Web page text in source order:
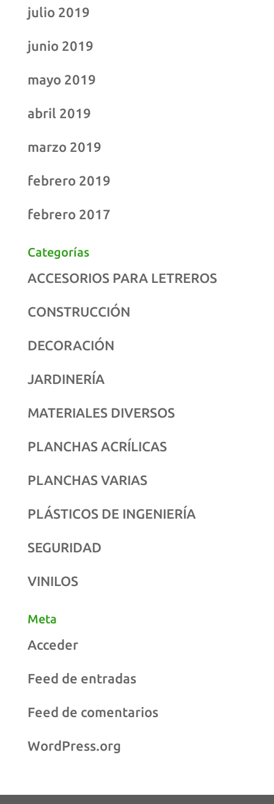
julio 2019
junio 2019
mayo 2019
abril 2019
marzo 2019
febrero 2019
febrero 2017
Categorías
ACCESORIOS PARA LETREROS
CONSTRUCCIÓN
DECORACIÓN
JARDINERÍA
MATERIALES DIVERSOS
PLANCHAS ACRÍLICAS
PLANCHAS VARIAS
PLÁSTICOS DE INGENIERÍA
SEGURIDAD
VINILOS
Meta
Acceder
Feed de entradas
Feed de comentarios
WordPress.org